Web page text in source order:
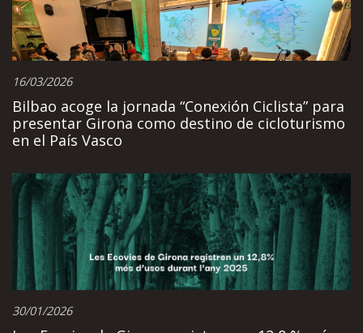
16/03/2026
Bilbao acoge la jornada “Conexión Ciclista” para
presentar Girona como destino de cicloturismo
en el País Vasco
30/01/2026